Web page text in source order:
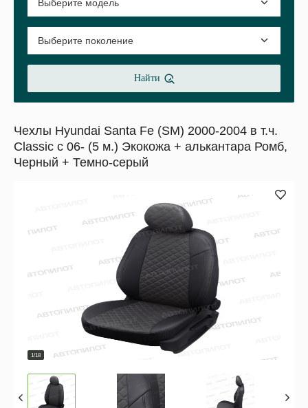
Найти
Чехлы Hyundai Santa Fe (SM) 2000-2004 в т.ч.
Classic c 06- (5 м.) Экокожа + алькантара Ромб,
Черный + Темно-серый
1/18